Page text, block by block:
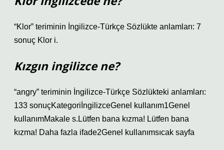
“Klor” teriminin İngilizce-Türkçe Sözlükte anlamları: 7
sonuç Klor i.
Kızgın ingilizce ne?
“angry” teriminin İngilizce-Türkçe Sözlükteki anlamları:
133 sonuçKategoriİngilizceGenel kullanım1Genel
kullanımMakale s.Lütfen bana kızma! Lütfen bana
kızma! Daha fazla ifade2Genel kullanımsıcak sayfa